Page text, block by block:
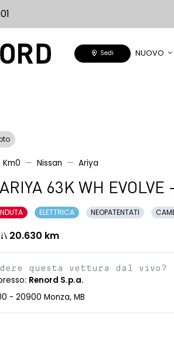
Sedi NUOVO
Km0 Nissan Ariya
63K WH EVOLVE
ELETTRICA NEOPATENTATI
20.630 km
questa vettura dal vivo?
Renord S.p.a.
- 20900 Monza, MB